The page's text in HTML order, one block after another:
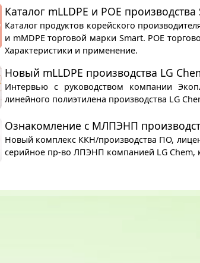
Каталог mLLDPE и POE
Каталог продуктов корейского
и mMDPE торговой марки Smart. POE
Характеристики и применение.
Новый mLLDPE производства LG
Интервью с руководством компании
линейного полиэтилена производства LG
Ознакомление с МЛПЭНП
Новый комплекс ККН/производства ПО,
серийное пр-во ЛПЭНП компанией LG Chem,